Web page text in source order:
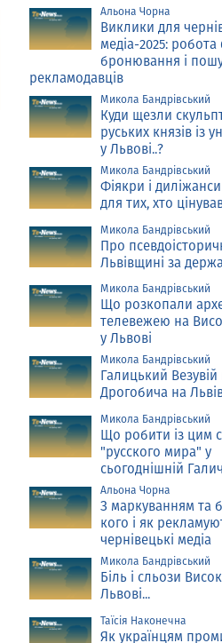
Альона Чорна
Виклики для
медіа-2025: робота
бронювання і
рекламодавців
Микола Бандрівський
Куди щезли
руських князів із
у Львові..?
Микола Бандрівський
Фіякри і
для тих, хто
Микола Бандрівський
Про
Львівщині за
Микола Бандрівський
Що розкопали
телевежею на
у Львові
Микола Бандрівський
Галицький
Дрогобича на
Микола Бандрівський
Що робити із цим
"русского мира" у
сьогоднішній
Альона Чорна
З маркуванням та
кого і як
чернівецькі медіа
Микола Бандрівський
Біль і сльози
Львові...
Таїсія Наконечна
Як українцям